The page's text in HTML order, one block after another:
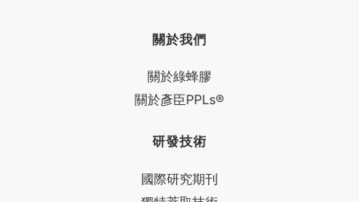
關於我們
關於綠蜂膠
關於彥臣PPLs®
研發技術
國際研究期刊